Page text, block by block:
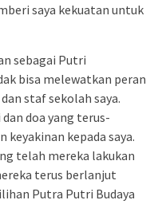
saya kekuatan untuk
sebagai Putri
bisa melewatkan peran
staf sekolah saya.
doa yang terus-
kepada saya.
telah mereka lakukan
terus berlanjut
Putra Putri Budaya